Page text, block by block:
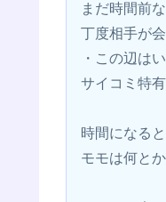
まだ時間前
丁度相手が
・この辺は
サイコミ特
時間になる
モモは何と